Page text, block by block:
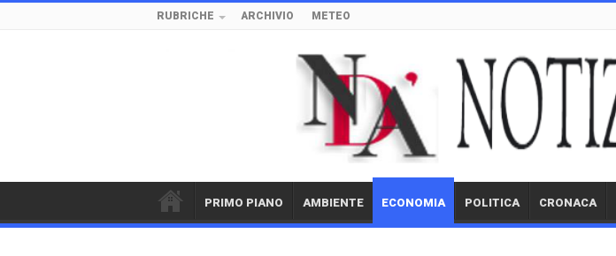
RUBRICHE ARCHIVIO METEO
PRIMO PIANO AMBIENTE ECONOMIA POLITICA CRONACA